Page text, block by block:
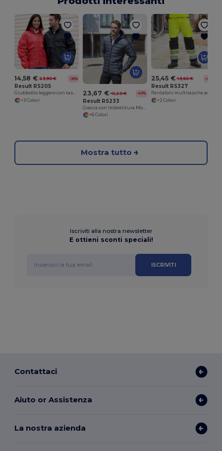
14,58 € 23,90 € -39%
Result RS205
Giubbotto leggero con tasche con zip
+3 Colori
23,67 € 41,20 € -43%
Result RS233
+6 Colori
25,45 € 43,60 € -42%
Result RS327
+2 Colori
Mostra tutto
Iscriviti alla nostra newsletter
E ottieni sconti speciali!
ISCRIVITI
Contattaci
Aiuto or Assistenza
La nostra azienda